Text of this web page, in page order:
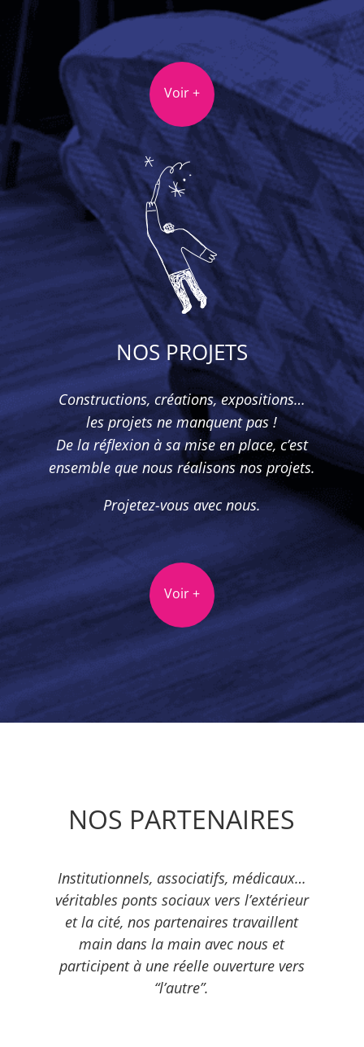
Voir +
NOS PROJETS
Constructions, créations, expositions…
les projets ne manquent pas !
De la réflexion à sa mise en place, c’est
ensemble que nous réalisons nos projets.
Projetez-vous avec nous.
Voir +
NOS PARTENAIRES
Institutionnels, associatifs, médicaux…
véritables ponts sociaux vers l’extérieur
et la cité, nos partenaires travaillent
main dans la main avec nous et
participent à une réelle ouverture vers
“l’autre”.